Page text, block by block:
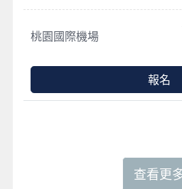
桃園國際機場
報名
查看更